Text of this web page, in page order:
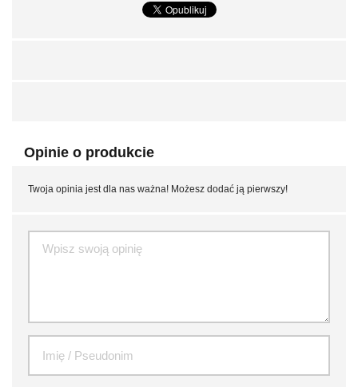
Opinie o produkcie
Twoja opinia jest dla nas ważna! Możesz dodać ją pierwszy!